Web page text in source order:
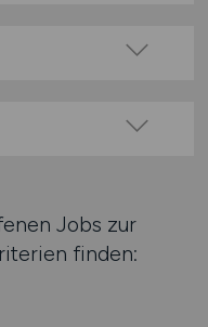
Jobs zur
finden: